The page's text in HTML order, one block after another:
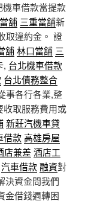
車借款當提款
舖 三重當舖新
取違約金。 證
舖林口當舖 三
, 台北機車借款
台北債務整合
事各行各業,整
收取服務費用或
新莊汽機車貸
借款高雄房屋
店兼差酒店工
汽車借款融資對
決資金問我們
金借錢週轉困